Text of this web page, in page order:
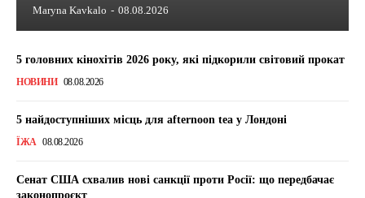
Maryna Kavkalo - 08.08.2026
5 головних кінохітів 2026 року, які підкорили світовий прокат
НОВИНИ 08.08.2026
5 найдоступніших місць для afternoon tea у Лондоні
ЇЖА 08.08.2026
Сенат США схвалив нові санкції проти Росії: що передбачає
законопроєкт